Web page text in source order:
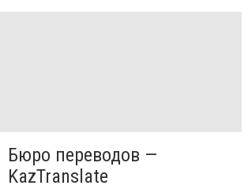
Бюро переводов —
KazTranslate